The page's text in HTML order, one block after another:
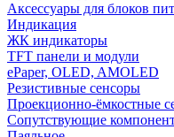
Аксессуары для блоков
Индикация
ЖК индикаторы
TFT панели и модули
ePaper, OLED, AMOLED
Резистивные сенсоры
Проекционно-ёмкостные
Сопутствующие